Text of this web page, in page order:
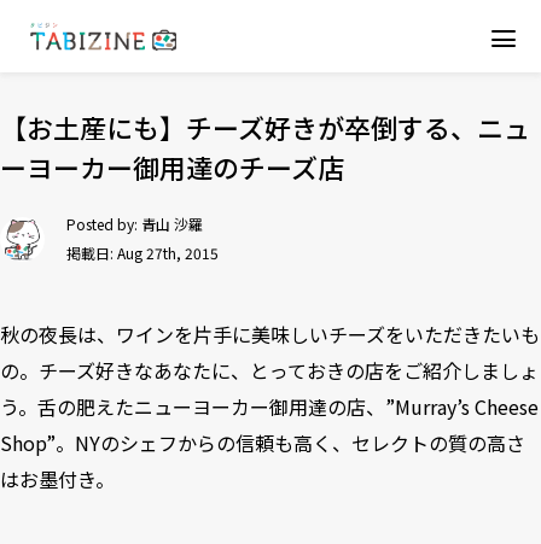
【お土産にも】チーズ好きが卒倒する、ニュ
ーヨーカー御用達のチーズ店
Posted by: 青山 沙羅
掲載日: Aug 27th, 2015
秋の夜長は、ワインを片手に美味しいチーズをいただきたいも
の。チーズ好きなあなたに、とっておきの店をご紹介しましょ
う。舌の肥えたニューヨーカー御用達の店、”Murray’s Cheese
Shop”。NYのシェフからの信頼も高く、セレクトの質の高さ
はお墨付き。